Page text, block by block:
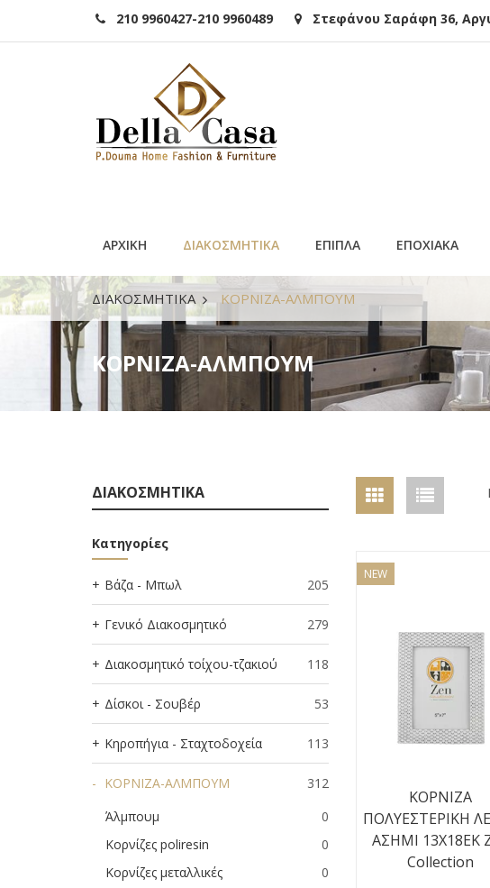
210 9960427-210 9960489 Στεφάνου Σαράφη 36,
ΑΡΧΙΚΗ ΔΙΑΚΟΣΜΗΤΙΚΑ ΕΠΙΠΛΑ ΕΠΟΧΙΑΚΑ
ΔΙΑΚΟΣΜΗΤΙΚΑ ΚΟΡΝΙΖΑ-ΑΛΜΠΟΥΜ
ΚΟΡΝΙΖΑ-ΑΛΜΠΟΥΜ
ΔΙΑΚΟΣΜΗΤΙΚΑ
Κατηγορίες
Βάζα - Μπωλ 205
Γενικό Διακοσμητικό 279
Διακοσμητικό τοίχου-τζακιού 118
Δίσκοι - Σουβέρ 53
Κηροπήγια - Σταχτοδοχεία 113
ΚΟΡΝΙΖΑ-ΑΛΜΠΟΥΜ
312
Άλμπουμ
0
Κορνίζες poliresin
0
Κορνίζες μεταλλικές
0
NEW
ΚΟΡΝΙΖΑ
ΠΟΛΥΕΣΤΕΡΙΚΗ
ΑΣΗΜΙ 13Χ18ΕΚ
Collection